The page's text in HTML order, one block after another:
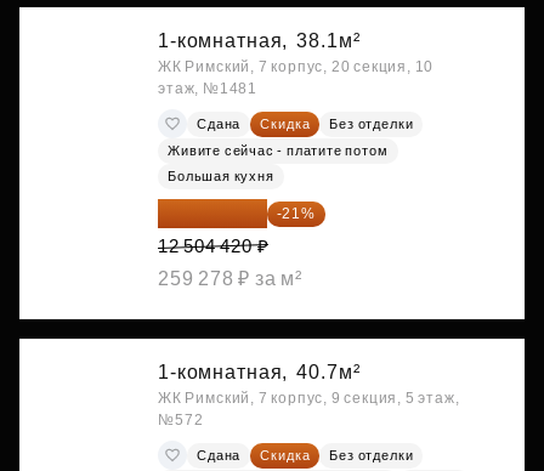
1-комнатная, 38.1м²
ЖК Римский, 7 корпус, 20 секция, 10
этаж, №1481
Сдана Скидка
Без отделки
Живите сейчас - платите потом
Большая кухня
-21%
12 504 420 ₽
259 278 ₽ за м²
1-комнатная, 40.7м²
ЖК Римский, 7 корпус, 9 секция, 5 этаж,
№572
Сдана Скидка
Без отделки